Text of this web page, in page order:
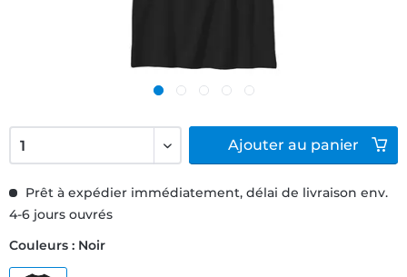
Prêt à expédier immédiatement, délai de livraison env.
4-6 jours ouvrés
Couleurs : Noir
Ajouter au panier